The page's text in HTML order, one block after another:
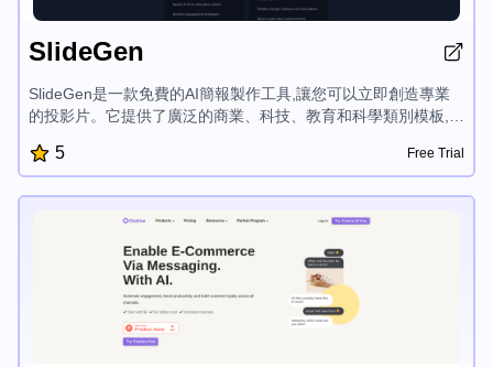
SlideGen
SlideGen是一款免費的AI簡報製作工具,讓您可以立即創造專業
的投影片。它提供了廣泛的商業、科技、教育和科學類別模板,讓
5 Free Trial